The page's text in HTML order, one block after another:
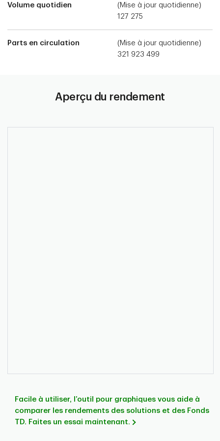
Volume quotidien
(Mise à jour quotidienne)
127 275
Parts en circulation
(Mise à jour quotidienne)
321 923 499
Aperçu du rendement
Facile à utiliser, l’outil pour graphiques vous aide à
comparer les rendements des solutions et des Fonds
TD. Faites un essai maintenant.